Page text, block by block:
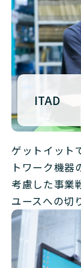
ITAD
ゲットイット
トワーク機器
考慮した事業
ユースへの切